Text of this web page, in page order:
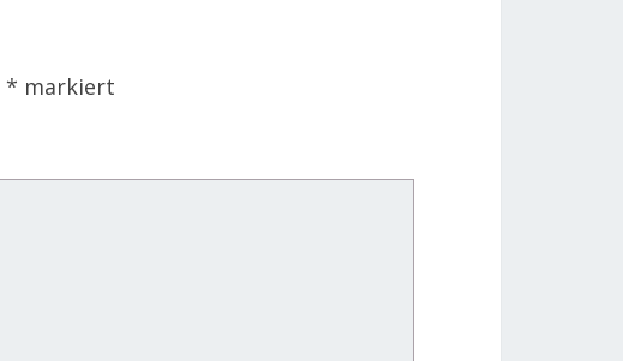
* markiert